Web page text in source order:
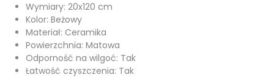
Wymiary: 20x120 cm
Kolor: Beżowy
Materiał: Ceramika
Powierzchnia: Matowa
Odporność na wilgoć: Tak
Łatwość czyszczenia: Tak